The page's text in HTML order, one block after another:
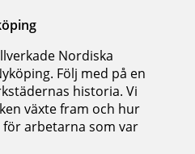
Nordiska
Följ med på en
historia. Vi
växte fram och hur
arbetarna som var